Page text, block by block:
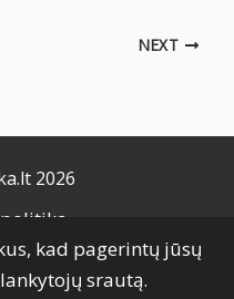
NEXT
2026
kad pagerintų jūsų
srautą.